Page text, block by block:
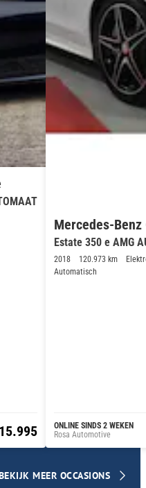
Mercedes-Benz
Estate 350 e AMG
2018 120.973 km
Automatisch
ONLINE SINDS 2 WEKEN
Rosa Automotive
MEER OCCASIONS